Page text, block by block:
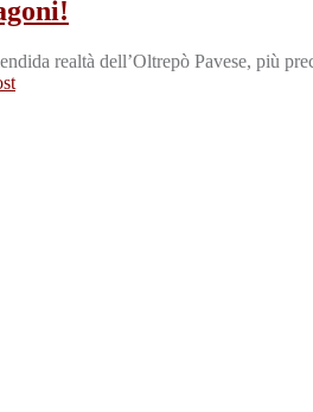
realtà dell’Oltrepò Pavese, più